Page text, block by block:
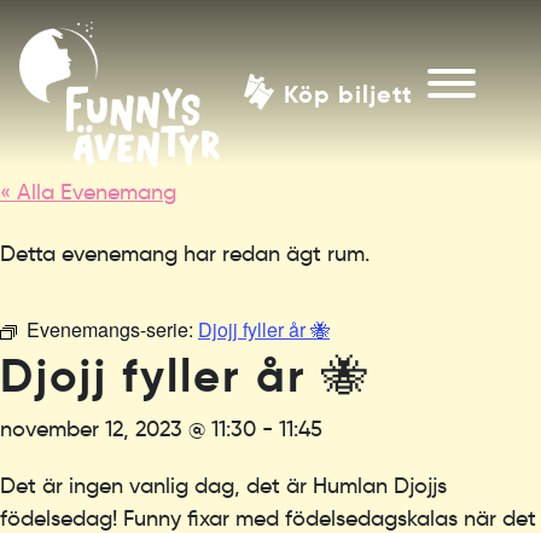
Köp biljett
« Alla Evenemang
Detta evenemang har redan ägt rum.
Evenemangs-serie: Djojj fyller år 🐝
Djojj fyller år 🐝
november 12, 2023 @ 11:30 - 11:45
Det är ingen vanlig dag, det är Humlan Djojjs
födelsedag! Funny fixar med födelsedagskalas när det